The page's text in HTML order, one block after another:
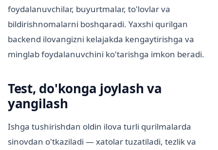
foydalanuvchilar, buyurtmalar, to'lovlar va
bildirishnomalarni boshqaradi. Yaxshi qurilgan
backend ilovangizni kelajakda kengaytirishga va
minglab foydalanuvchini ko'tarishga imkon beradi.
Test, do'konga joylash va
yangilash
Ishga tushirishdan oldin ilova turli qurilmalarda
sinovdan o'tkaziladi — xatolar tuzatiladi, tezlik va